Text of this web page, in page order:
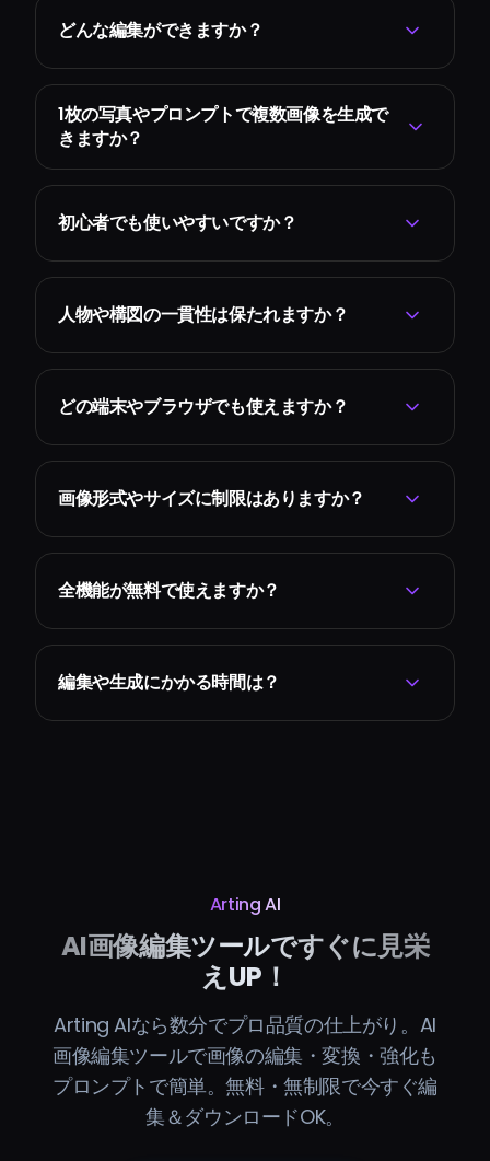
どんな編集ができますか？
1枚の写真やプロンプトで複数画像を生成で
きますか？
初心者でも使いやすいですか？
人物や構図の一貫性は保たれますか？
どの端末やブラウザでも使えますか？
画像形式やサイズに制限はありますか？
全機能が無料で使えますか？
編集や生成にかかる時間は？
Arting AI
AI画像編集ツールですぐに見栄
えUP！
Arting AIなら数分でプロ品質の仕上がり。AI
画像編集ツールで画像の編集・変換・強化も
プロンプトで簡単。無料・無制限で今すぐ編
集＆ダウンロードOK。